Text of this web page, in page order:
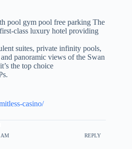
pool gym pool free parking The
class luxury hotel providing
suites, private infinity pools,
panoramic views of the Swan
the top choice
casino/
AM REPLY